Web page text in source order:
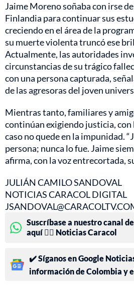
Jaime Moreno soñaba con irse
Finlandia para continuar sus
creciendo en el área de la
su muerte violenta truncó ese
Actualmente, las autoridades
circunstancias de su trágico
con una persona capturada,
de las agresoras del joven
Mientras tanto, familiares y
continúan exigiendo justicia, con
caso no quede en la impunidad.
persona; nunca lo fue. Jaime
afirma, con la voz entrecortada,
JULIÁN CAMILO SANDOVAL
NOTICIAS CARACOL DIGITAL
Suscríbase a nuestro canal
aquí 👉🏻 Noticias Caracol
✔️ Síganos en Google
información de Colombia y